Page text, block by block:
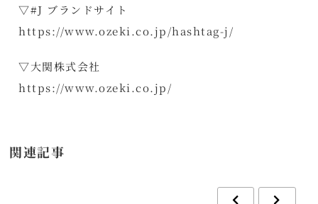
▽#J ブランドサイト
https://www.ozeki.co.jp/hashtag-j/
▽大関株式会社
https://www.ozeki.co.jp/
関連記事